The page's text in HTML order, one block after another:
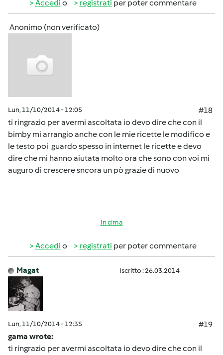
Accedi o registrati per poter commentare
Anonimo (non verificato)
Lun, 11/10/2014 - 12:05
#18
ti ringrazio per avermi ascoltata io devo dire che con il
bimby mi arrangio anche con le mie ricette le modifico e
le testo poi guardo spesso in internet le ricette e devo
dire che mi hanno aiutata molto ora che sono con voi mi
auguro di crescere sncora un pò grazie di nuovo
In cima
Accedi o registrati per poter commentare
Magat Iscritto : 26.03.2014
Lun, 11/10/2014 - 12:35
#19
gama wrote:
ti ringrazio per avermi ascoltata io devo dire che con il